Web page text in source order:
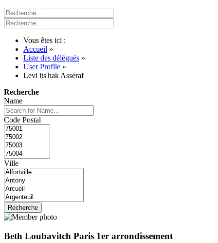
Vous êtes ici :
Accueil »
Liste des délégués »
User Profile »
Levi its'hak Asseraf
Recherche
Name
Code Postal
Ville
Beth Loubavitch Paris 1er arrondissement